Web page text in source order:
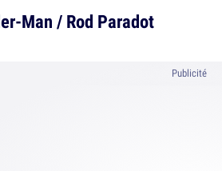
Man / Rod Paradot
Publicité